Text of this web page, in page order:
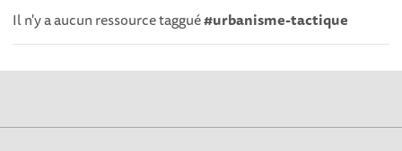
Il n'y a aucun ressource taggué#urbanisme-tactique